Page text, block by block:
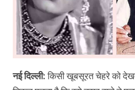
नई दिल्ली:किसी खूबसूरत चेहरे को